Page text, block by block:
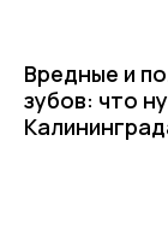
Вредные и
зубов: что